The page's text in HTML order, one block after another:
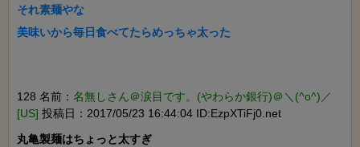
それ素麺やな
美味いから毎日食べてたらめっちゃ太った
128 名前： 名無しさん＠涙目です。(やわらか銀行)＠＼(^o^)／
[US] 投稿日：2017/05/23 16:44:04 ID:EzpXTiFj0.net
丸亀製麺はちょっと太すぎ